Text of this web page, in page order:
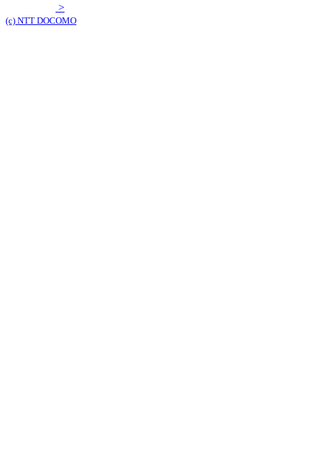
>
(c) NTT DOCOMO